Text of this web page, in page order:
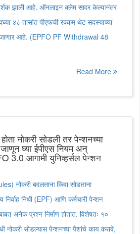
झाली आहे. ऑनलाइन क्लेम सादर केल्यानंतर
४८ तासांत पीएफची रक्कम थेट सदस्याच्या
आहे. (EPFO PF Withdrawal 48
Read More
नोकरी सोडली तर पेन्शनच्या
घ्या ईपीएस नियम अन्
3.0 आगामी युनिव्हर्सल पेन्शन
नोकरी बदलताना किंवा सोडताना
निर्वाह निधी (EPF) आणि कर्मचारी पेन्शन
अनेक प्रश्न निर्माण होतात. विशेषतः १०
नोकरी सोडल्यास पेन्शनच्या पैशांचे काय करावे,